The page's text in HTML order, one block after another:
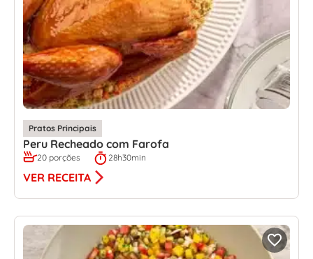
Pratos Principais
Peru Recheado com Farofa
20 porções 28h30min
VER RECEITA